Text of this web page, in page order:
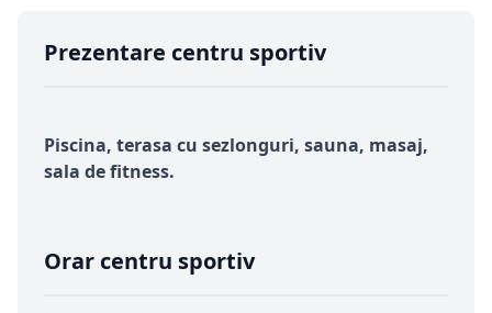
Prezentare centru sportiv
Piscina, terasa cu sezlonguri, sauna, masaj,
sala de fitness.
Orar centru sportiv